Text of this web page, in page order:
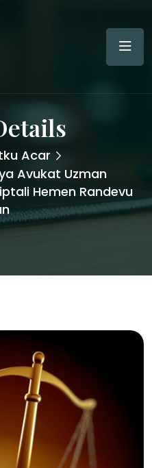
Acar
Avukat Uzman
Hemen Randevu